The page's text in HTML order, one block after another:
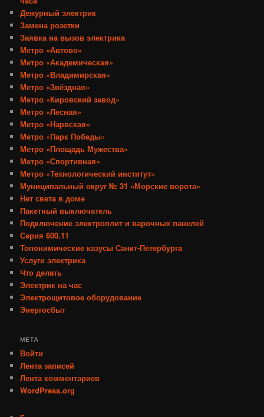
Дежурный электрик
Замена розетки
Заявка на вызов электрика
Метро «Автово»
Метро «Академическая»
Метро «Владимирская»
Метро «Звёздная»
Метро «Кировский завод»
Метро «Лесная»
Метро «Нарвская»
Метро «Парк Победы»
Метро «Площадь Мужества»
Метро «Спортивная»
Метро «Технологический институт»
Муниципальный округ № 31 «Морские ворота»
Нет света в доме
Пакетный выключатель
Подключение электроплит и варочных панелей
Серия 600.11
Топонимические казусы Санкт-Петербурга
Услуги электрика
Что делать
Электрик на час
Электрощитовое оборудование
Энергосбыт
МЕТА
Войти
Лента записей
Лента комментариев
WordPress.org